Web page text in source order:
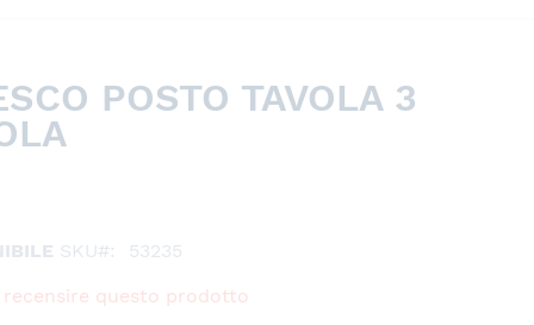
POSTO TAVOLA 3
SKU
53235
questo prodotto